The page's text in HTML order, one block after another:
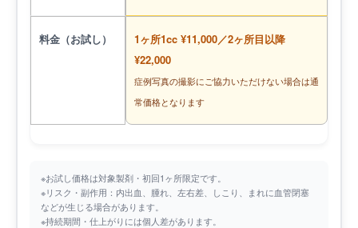
料金（お試し）
1ヶ所1cc ¥11,000／2ヶ所目以降
¥22,000
症例写真の撮影にご協力いただけない場合は通
常価格となります
※お試し価格は対象製剤・初回1ヶ所限定です。
※リスク・副作用：内出血、腫れ、左右差、しこり、まれに血管閉塞
などが生じる場合があります。
※持続期間・仕上がりには個人差があります。